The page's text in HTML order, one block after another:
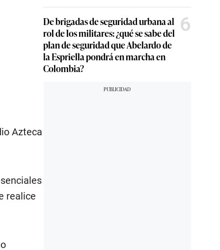
Azteca
realice
De brigadas de seguridad urbana al
rol de los militares: ¿qué se sabe del
plan de seguridad que Abelardo de
la Espriella pondrá en marcha en
Colombia?
6